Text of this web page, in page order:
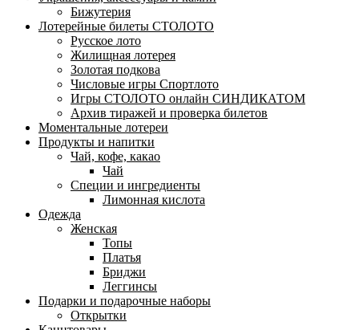
Бижутерия
Лотерейные билеты СТОЛОТО
Русское лото
Жилищная лотерея
Золотая подкова
Числовые игры Спортлото
Игры СТОЛОТО онлайн СИНДИКАТОМ
Архив тиражей и проверка билетов
Моментальные лотереи
Продукты и напитки
Чай, кофе, какао
Чай
Специи и ингредиенты
Лимонная кислота
Одежда
Женская
Топы
Платья
Бриджи
Леггинсы
Подарки и подарочные наборы
Открытки